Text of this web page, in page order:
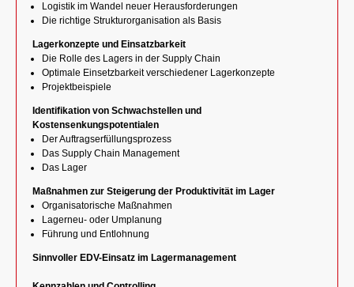
Logistik im Wandel neuer Herausforderungen
Die richtige Strukturorganisation als Basis
Lagerkonzepte und Einsatzbarkeit
Die Rolle des Lagers in der Supply Chain
Optimale Einsetzbarkeit verschiedener Lagerkonzepte
Projektbeispiele
Identifikation von Schwachstellen und
Kostensenkungspotentialen
Der Auftragserfüllungsprozess
Das Supply Chain Management
Das Lager
Maßnahmen zur Steigerung der Produktivität im Lager
Organisatorische Maßnahmen
Lagerneu- oder Umplanung
Führung und Entlohnung
Sinnvoller EDV-Einsatz im Lagermanagement